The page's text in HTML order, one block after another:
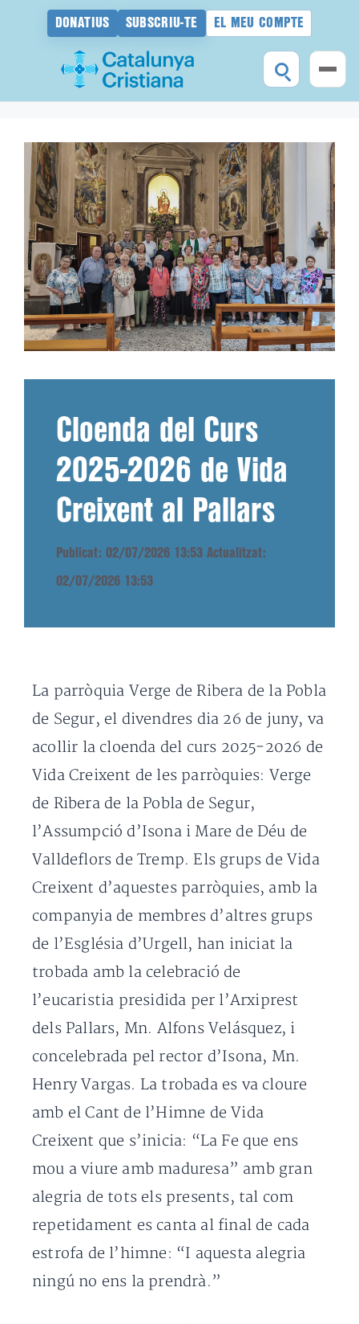
DONATIUS SUBSCRIU-TE EL MEU COMPTE
contingut
Cloenda del Curs
2025-2026 de Vida
Creixent al Pallars
Publicat: 02/07/2026 13:53 Actualitzat:
02/07/2026 13:53
La parròquia Verge de Ribera de la Pobla
de Segur, el divendres dia 26 de juny, va
acollir la cloenda del curs 2025-2026 de
Vida Creixent de les parròquies: Verge
de Ribera de la Pobla de Segur,
l’Assumpció d’Isona i Mare de Déu de
Valldeflors de Tremp. Els grups de Vida
Creixent d’aquestes parròquies, amb la
companyia de membres d’altres grups
de l’Església d’Urgell, han iniciat la
trobada amb la celebració de
l’eucaristia presidida per l’Arxiprest
dels Pallars, Mn. Alfons Velásquez, i
concelebrada pel rector d’Isona, Mn.
Henry Vargas. La trobada es va cloure
amb el Cant de l’Himne de Vida
Creixent que s’inicia: “La Fe que ens
mou a viure amb maduresa” amb gran
alegria de tots els presents, tal com
repetidament es canta al final de cada
estrofa de l’himne: “I aquesta alegria
ningú no ens la prendrà.”